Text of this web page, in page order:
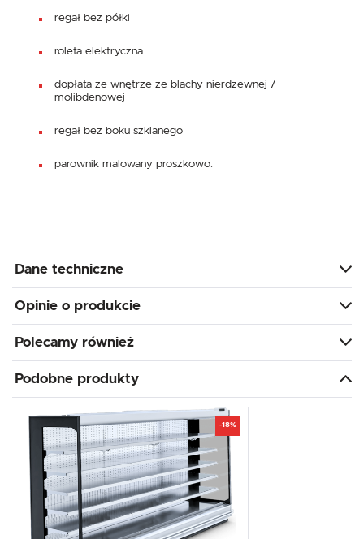
regał bez półki
roleta elektryczna
dopłata ze wnętrze ze blachy nierdzewnej /
molibdenowej
regał bez boku szklanego
parownik malowany proszkowo.
Dane techniczne
Opinie o produkcie
Polecamy również
Podobne produkty
-18%